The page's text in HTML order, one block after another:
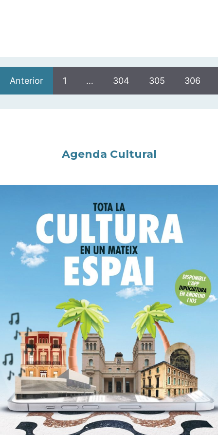
Anterior 1 … 304 305 306
Agenda Cultural